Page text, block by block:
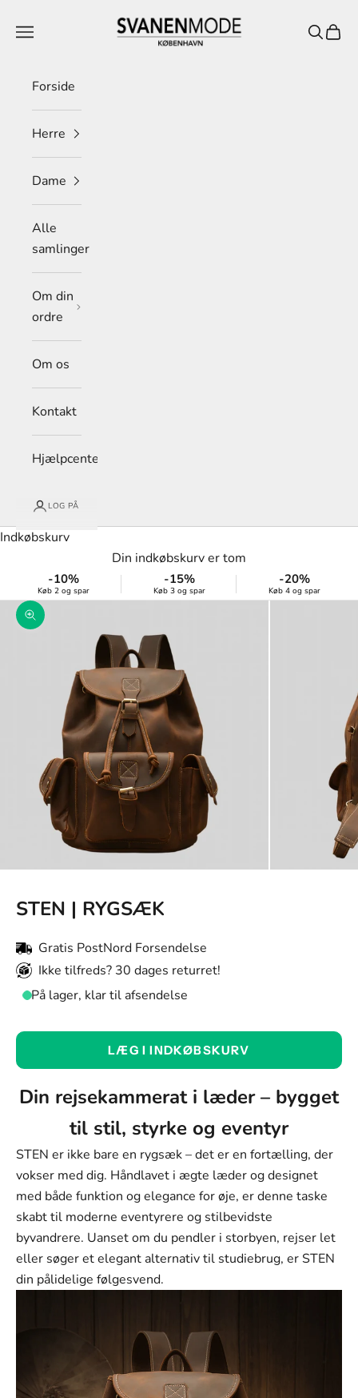
Svanen Mode
Menu Søg
Forside
Herre
Dame
Alle
samlinger
Om din
ordre
Om os
Kontakt
Hjælpcenter
LOG PÅ
Indkøbskurv
Din indkøbskurv er tom
-10%
Køb 2 og spar
-15%
Køb 3 og spar
-20%
Køb 4 og spar
Zoom
STEN | RYGSÆK
Gratis PostNord Forsendelse
Ikke tilfreds? 30 dages returret!
På lager, klar til afsendelse
Farve:
Farve
Brun
LÆG I INDKØBSKURV
Din rejsekammerat i læder – bygget
til stil, styrke og eventyr
STEN er ikke bare en rygsæk – det er en fortælling, der
vokser med dig. Håndlavet i ægte læder og designet
med både funktion og elegance for øje, er denne taske
skabt til moderne eventyrere og stilbevidste
byvandrere. Uanset om du pendler i storbyen, rejser let
eller søger et elegant alternativ til studiebrug, er STEN
din pålidelige følgesvend.